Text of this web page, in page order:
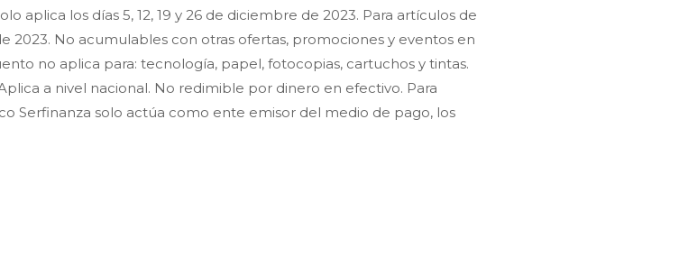
aplica los días 5, 12, 19 y 26 de diciembre de 2023. Para artículos de
2023. No acumulables con otras ofertas, promociones y eventos en
no aplica para: tecnología, papel, fotocopias, cartuchos y tintas.
a nivel nacional. No redimible por dinero en efectivo. Para
Serfinanza solo actúa como ente emisor del medio de pago, los